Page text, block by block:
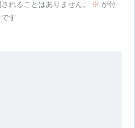
れることはありません。 ※ が付
す